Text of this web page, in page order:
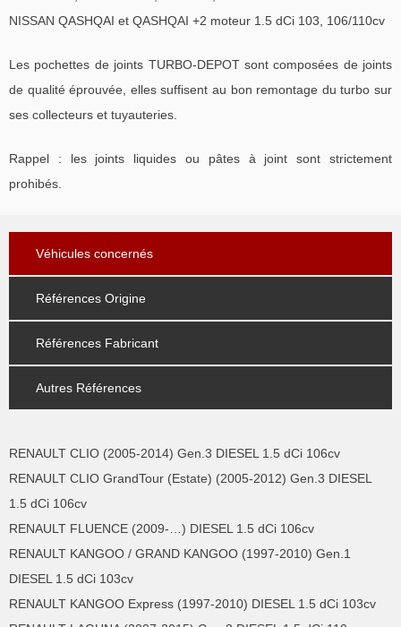
NISSAN QASHQAI et QASHQAI +2 moteur 1.5 dCi 103, 106/110cv
Les pochettes de joints TURBO-DEPOT sont composées de joints
de qualité éprouvée, elles suffisent au bon remontage du turbo sur
ses collecteurs et tuyauteries.
Rappel : les joints liquides ou pâtes à joint sont strictement
prohibés.
Véhicules concernés
Références Origine
Références Fabricant
Autres Références
RENAULT CLIO (2005-2014) Gen.3 DIESEL 1.5 dCi 106cv
RENAULT CLIO GrandTour (Estate) (2005-2012) Gen.3 DIESEL
1.5 dCi 106cv
RENAULT FLUENCE (2009-…) DIESEL 1.5 dCi 106cv
RENAULT KANGOO / GRAND KANGOO (1997-2010) Gen.1
DIESEL 1.5 dCi 103cv
RENAULT KANGOO Express (1997-2010) DIESEL 1.5 dCi 103cv